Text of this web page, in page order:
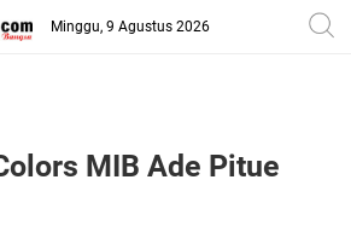
Minggu, 9 Agustus 2026
MIB Ade Pitue